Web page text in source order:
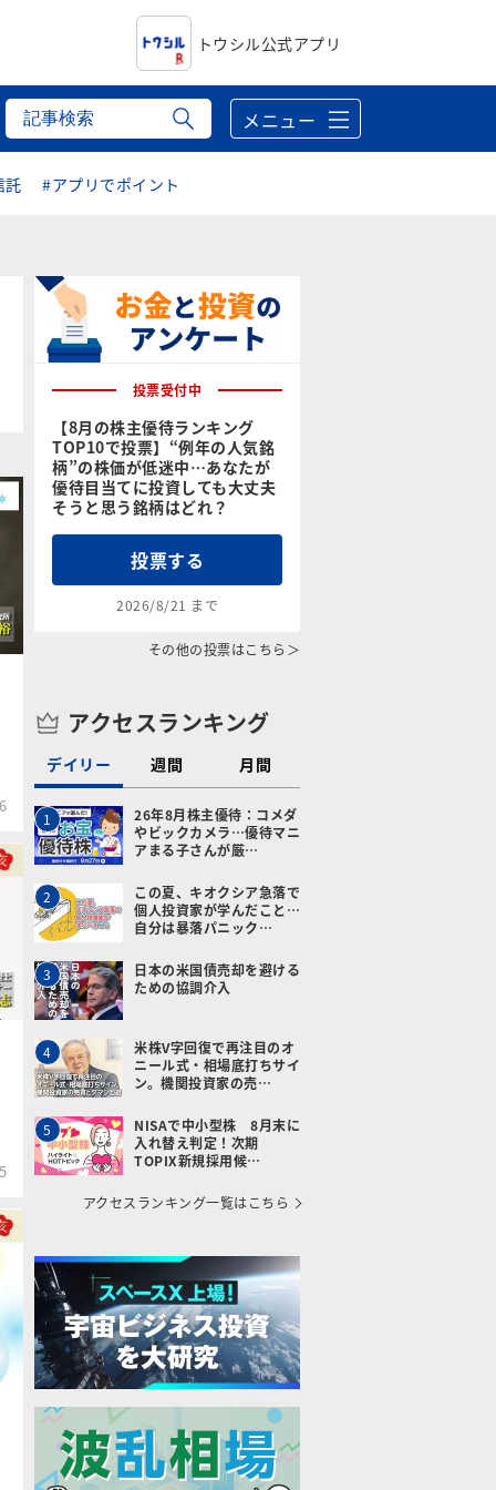
トウシル公式アプリ
メニュー
託 #アプリでポイント
投票受付中
【8月の株主優待ランキング
TOP10で投票】“例年の人気銘
柄”の株価が低迷中…あなたが
優待目当てに投資しても大丈夫
そうと思う銘柄はどれ？
投票する
2026/8/21 まで
その他の投票はこちら＞
アクセスランキング
デイリー 週間 月間
1
26年8月株主優待：コメダ
やビックカメラ…優待マニ
アまる子さんが厳…
2
この夏、キオクシア急落で
個人投資家が学んだこと…
自分は暴落パニック…
3
日本の米国債売却を避ける
ための協調介入
4
米株V字回復で再注目のオ
ニール式・相場底打ちサイ
ン。機関投資家の売…
5
NISAで中小型株 8月末に
入れ替え判定！次期
TOPIX新規採用候…
アクセスランキング一覧はこちら